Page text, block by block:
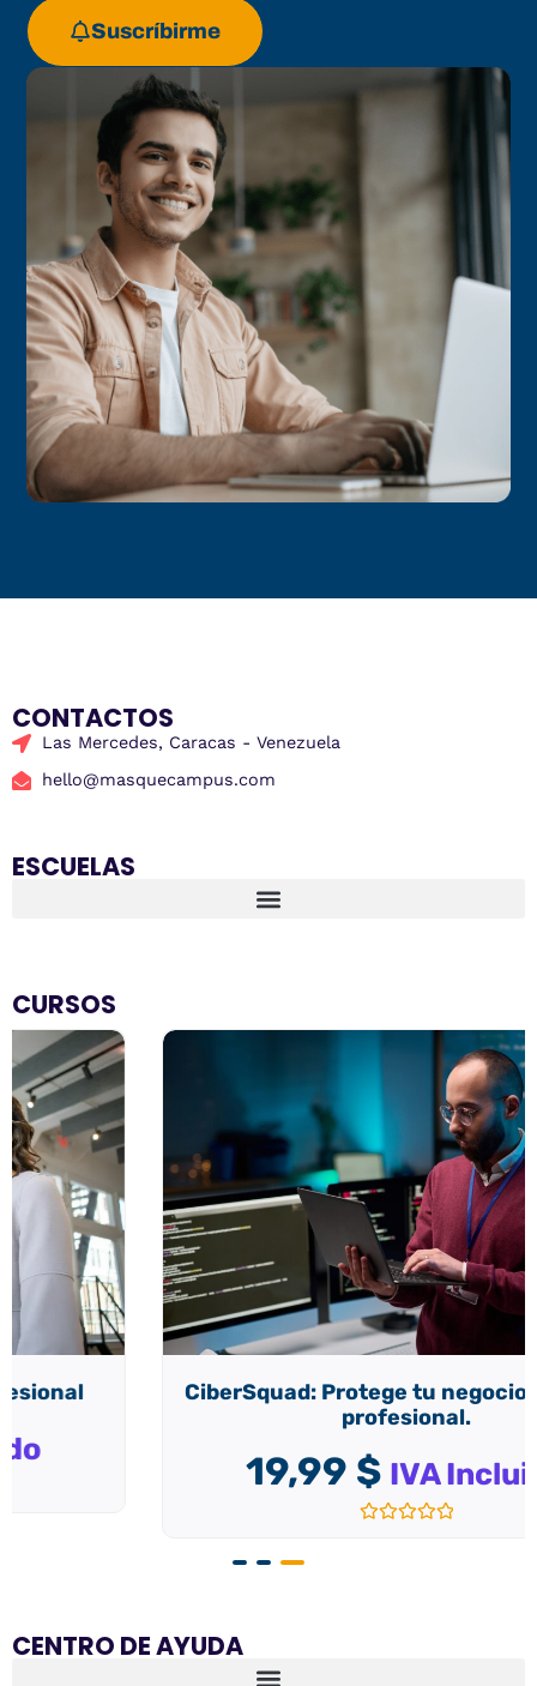
Suscríbirme
CONTACTOS
Las Mercedes, Caracas - Venezuela
hello@masquecampus.com
ESCUELAS
CURSOS
CiberSquad: Protege tu negocio de forma
IVA Incluido
CENTRO DE AYUDA